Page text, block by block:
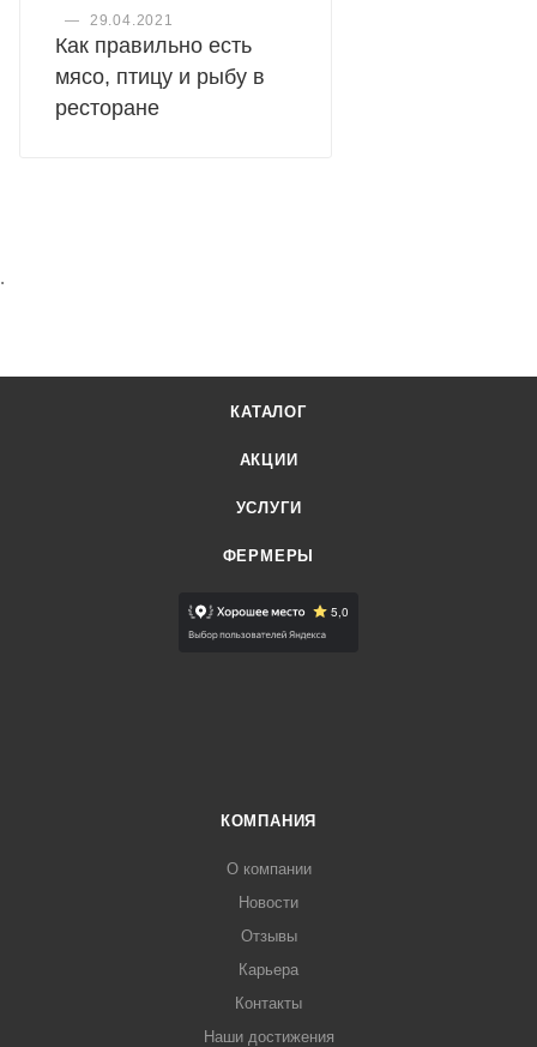
—
29.04.2021
Как правильно есть
мясо, птицу и рыбу в
ресторане
.
КАТАЛОГ
АКЦИИ
УСЛУГИ
ФЕРМЕРЫ
КОМПАНИЯ
О компании
Новости
Отзывы
Карьера
Контакты
Наши достижения